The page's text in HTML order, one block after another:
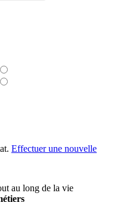
Effectuer une nouvelle
au long de la vie